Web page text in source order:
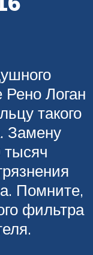
Логан
такого
Замену
Помните,
фильтра